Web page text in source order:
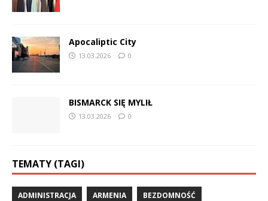
Apocaliptic City
13.03.2026 0
BISMARCK SIĘ MYLIŁ
13.03.2026 0
TEMATY (TAGI)
ADMINISTRACJA ARMENIA BEZDOMNOŚĆ